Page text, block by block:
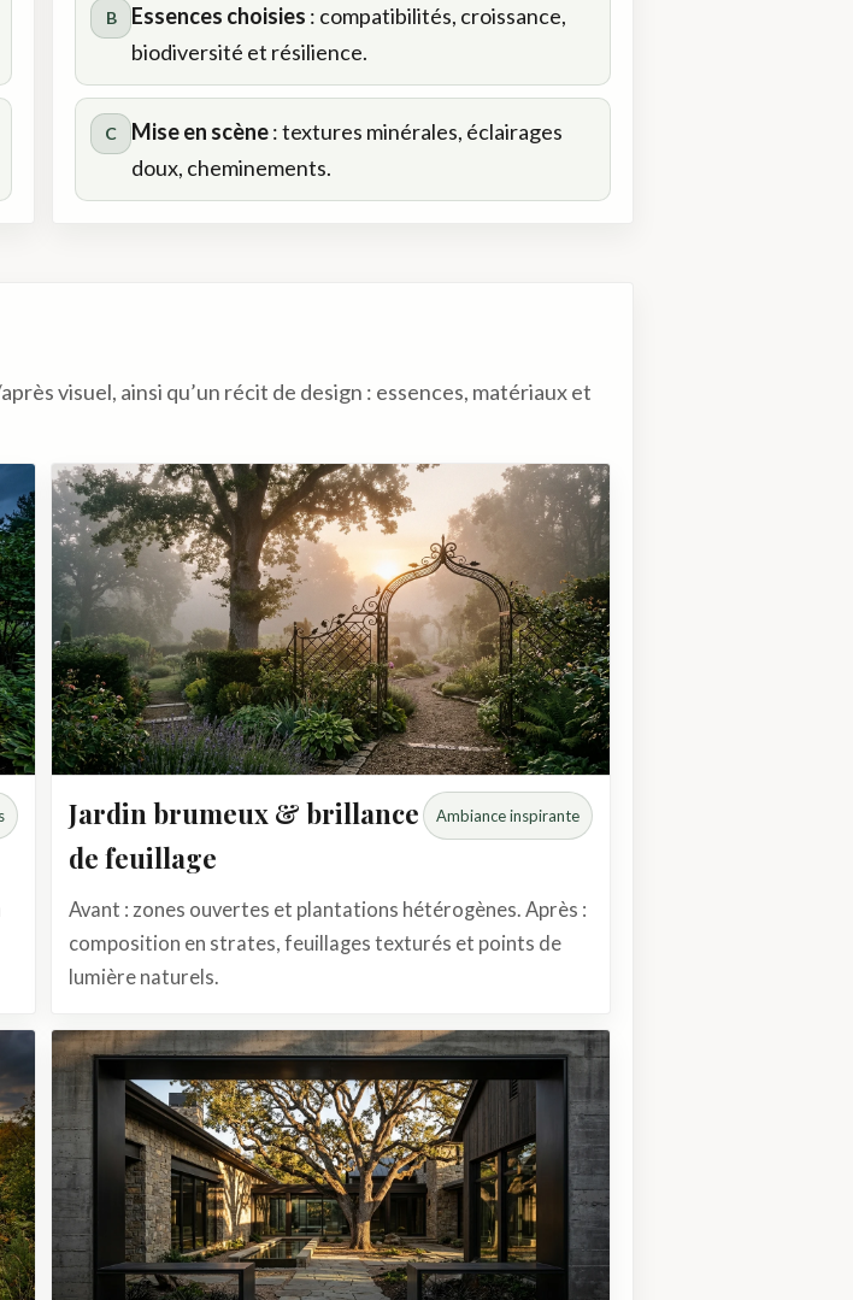
B Essences choisies : compatibilités, croissance,
biodiversité et résilience.
C Mise en scène: textures minérales, éclairages
doux, cheminements.
visuel, ainsi qu’un récit de design : essences, matériaux et
Jardin brumeux & brillance
de feuillage
Ambiance inspirante
Avant : zones ouvertes et plantations hétérogènes. Après :
composition en strates, feuillages texturés et points de
lumière naturels.